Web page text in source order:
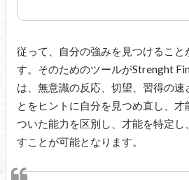
従って、自分の強みを見つけること
す。そのためのツールがStrenght
は、無意識の反応、切望、習得の速
とをヒントに自分を見つめ直し、
ついた能力を区別し、才能を特定
すことが可能となります。